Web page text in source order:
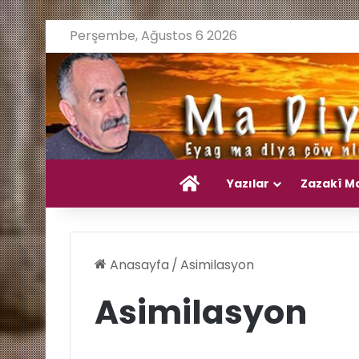
Perşembe, Ağustos 6 2026
Ana Sayfa
Yazılar Zazakî
Anasayfa /Asimilasyon
Asimilasyon